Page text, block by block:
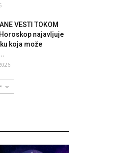
VESTI TOKOM
Horoskop najavljuje
koja može